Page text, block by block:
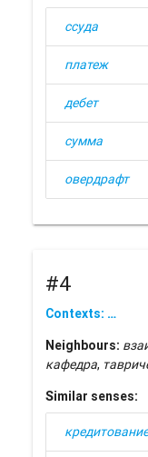
ссуда
платеж
дебет
сумма
овердрафт
#4
Contexts: …
Neighbours:
кафедра,
Similar senses: